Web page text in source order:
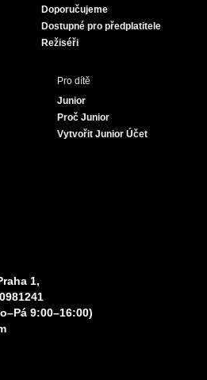
Doporučujeme
Dostupné pro předplatitele
Režiséři
Pro dítě
Junior
Proč Junior
Vytvořit Junior Účet
1,
9:00–16:00)